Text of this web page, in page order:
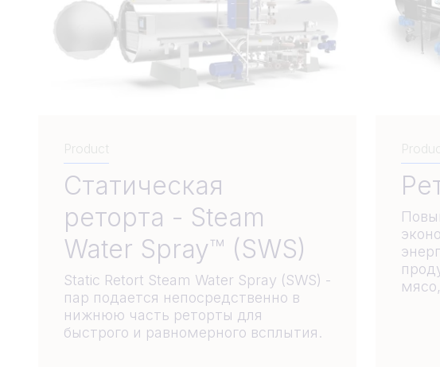
Product
Статическая
реторта - Steam
Water Spray™ (SWS)
Static Retort Steam Water Spray (SWS) -
пар подается непосредственно в
нижнюю часть реторты для
быстрого и равномерного всплытия.